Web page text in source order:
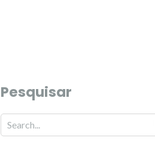
Pesquisar